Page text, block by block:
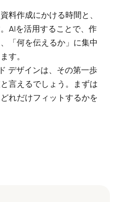
料作成にかける時間と、
AIを活用することで、作
「何を伝えるか」に集中
す。
デザインは、その第一歩
言えるでしょう。まずは
れだけフィットするかを